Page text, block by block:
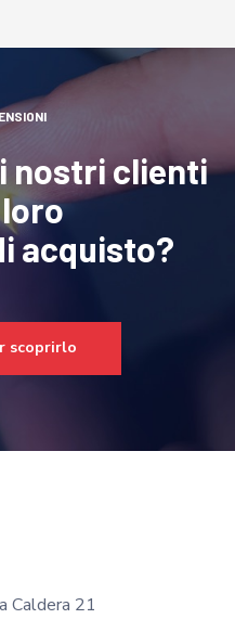
nostri clienti
acquisto?
scoprirlo
Caldera 21